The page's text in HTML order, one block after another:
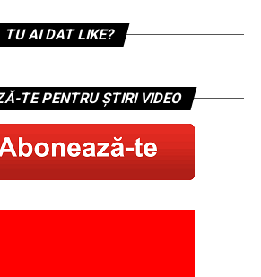
TU AI DAT LIKE?
TE PENTRU ȘTIRI VIDEO